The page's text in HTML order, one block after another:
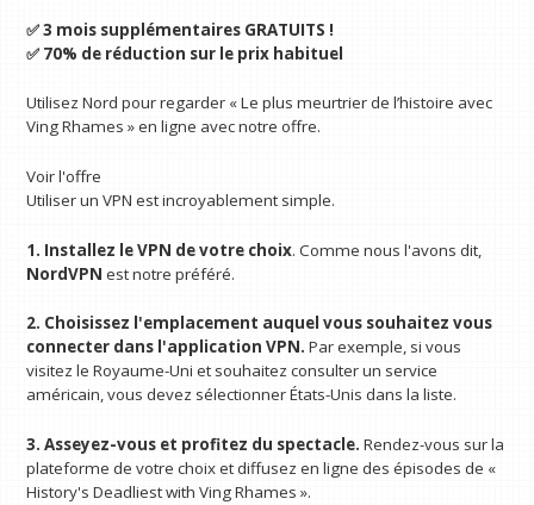
✅ 3 mois supplémentaires GRATUITS !
✅ 70% de réduction sur le prix habituel
Utilisez Nord pour regarder « Le plus meurtrier de l’histoire avec
Ving Rhames » en ligne avec notre offre.
Voir l'offre
Utiliser un VPN est incroyablement simple.
1. Installez le VPN de votre choix. Comme nous l'avons dit,
NordVPN est notre préféré.
2. Choisissez l'emplacement auquel vous souhaitez vous
connecter dans l'application VPN.Par exemple, si vous
visitez le Royaume-Uni et souhaitez consulter un service
américain, vous devez sélectionner États-Unis dans la liste.
3. Asseyez-vous et profitez du spectacle.Rendez-vous sur la
plateforme de votre choix et diffusez en ligne des épisodes de «
History's Deadliest with Ving Rhames ».